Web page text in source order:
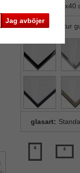
Jag avböjer
Nästa
30x40
färg: struktur
glasart: